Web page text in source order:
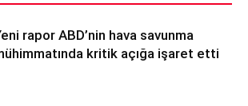
rapor ABD’nin hava savunma
kritik açığa işaret etti